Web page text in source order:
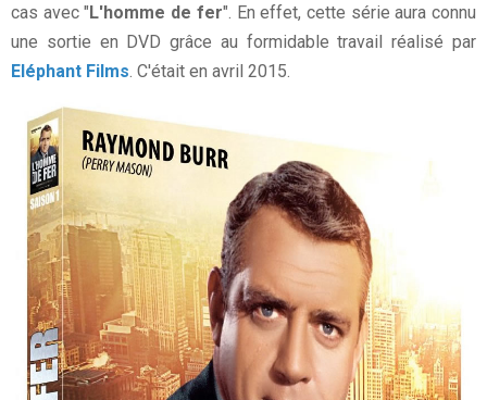
cas avec "L'homme de fer". En effet, cette série aura connu
une sortie en DVD grâce au formidable travail réalisé par
Eléphant Films . C'était en avril 2015.